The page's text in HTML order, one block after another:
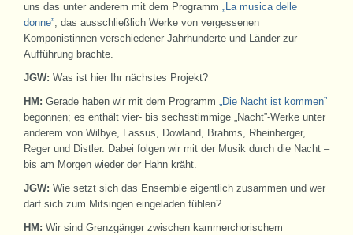
uns das unter anderem mit dem Programm „La musica delle
donne”, das ausschließlich Werke von vergessenen
Komponistinnen verschiedener Jahrhunderte und Länder zur
Aufführung brachte.
JGW: Was ist hier Ihr nächstes Projekt?
HM: Gerade haben wir mit dem Programm „Die Nacht ist kommen”
begonnen; es enthält vier- bis sechsstimmige „Nacht”-Werke unter
anderem von Wilbye, Lassus, Dowland, Brahms, Rheinberger,
Reger und Distler. Dabei folgen wir mit der Musik durch die Nacht –
bis am Morgen wieder der Hahn kräht.
JGW: Wie setzt sich das Ensemble eigentlich zusammen und wer
darf sich zum Mitsingen eingeladen fühlen?
HM: Wir sind Grenzgänger zwischen kammerchorischem